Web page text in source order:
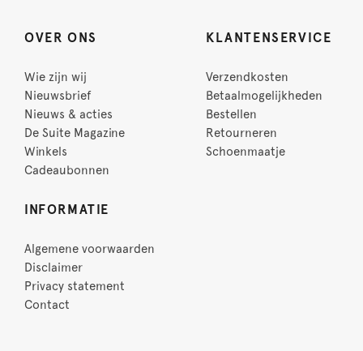
OVER ONS
Wie zijn wij
Nieuwsbrief
Nieuws & acties
De Suite Magazine
Winkels
Cadeaubonnen
KLANTENSERVICE
Verzendkosten
Betaalmogelijkheden
Bestellen
Retourneren
Schoenmaatje
INFORMATIE
Algemene voorwaarden
Disclaimer
Privacy statement
Contact